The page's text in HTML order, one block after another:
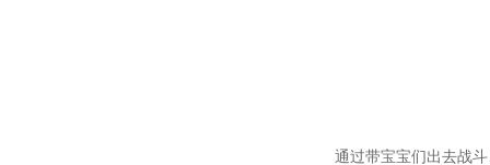
通过带宝宝们出去战